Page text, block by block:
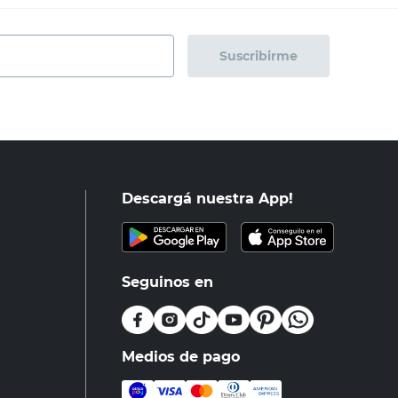
Suscribirme
Descargá nuestra App!
Seguinos en
Medios de pago